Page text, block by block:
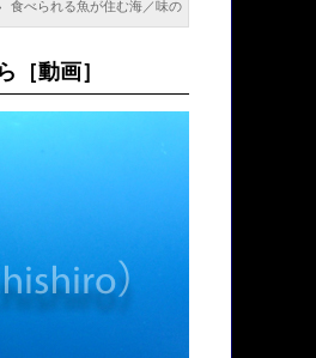
食べられる魚が住む海／味の
動画］